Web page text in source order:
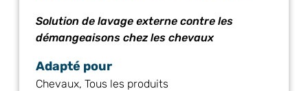
Solution de lavage externe contre les
démangeaisons chez les chevaux
Adapté pour
Chevaux, Tous les produits